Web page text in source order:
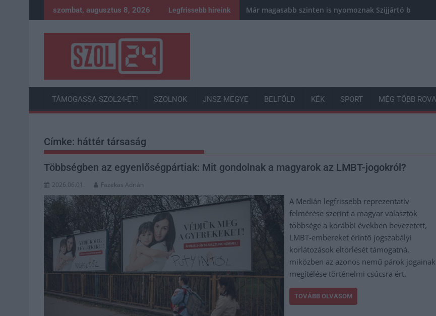
to
szombat, augusztus 8, 2026 Legfrissebb híreink Már magasabb szinten is nyomoznak Szijjártó
TÁMOGASSA SZOL24-ET! SZOLNOK JNSZ MEGYE BELFÖLD KÉK SPORT MÉG TÖBB
Címke: háttér társaság
Többségben az egyenlőségpártiak: Mit gondolnak a magyarok az LMBT-jogokról?
2026.06.01. Fazekas Adrián
A Medián legfrissebb reprezentatív
felmérése szerint a magyar választók
többsége a korábbi években bevezetett,
LMBT-embereket érintő jogszabályi
korlátozások eltörlését támogatná,
miközben az azonos nemű párok jogainak
megítélése történelmi csúcsra ért.
TOVÁBB OLVASOM